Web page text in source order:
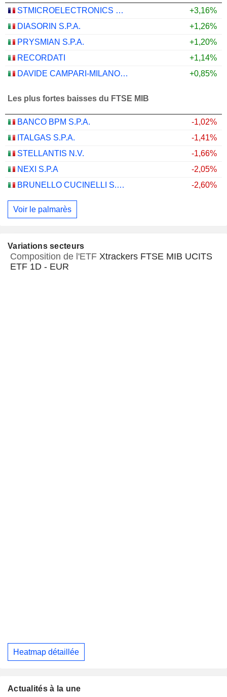
STMICROELECTRONICS N.V.
+3,16%
DIASORIN S.P.A.
+1,26%
PRYSMIAN S.P.A.
+1,20%
RECORDATI
+1,14%
DAVIDE CAMPARI-MILANO N.V.
+0,85%
Les plus fortes baisses du FTSE MIB
BANCO BPM S.P.A.
-1,02%
ITALGAS S.P.A.
-1,41%
STELLANTIS N.V.
-1,66%
NEXI S.P.A
-2,05%
BRUNELLO CUCINELLI S.P.A.
-2,60%
Voir le palmarès
Variations secteurs
Composition de l'ETF Xtrackers FTSE MIB UCITS
ETF 1D - EUR
Heatmap détaillée
Actualités à la une